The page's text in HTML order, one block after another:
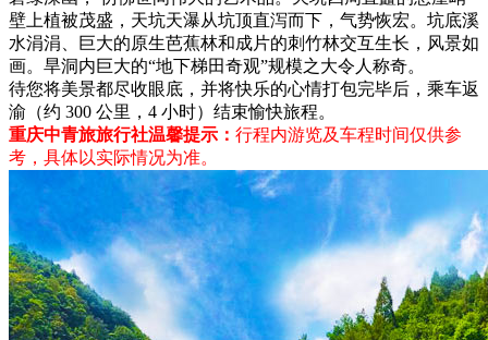
壁上植被茂盛，天坑天瀑从坑顶直泻而下，气势恢宏。坑底溪
水涓涓、巨大的原生芭蕉林和成片的刺竹林交互生长，风景如
画。旱洞内巨大的“地下梯田奇观”规模之大令人称奇。
待您将美景都尽收眼底，并将快乐的心情打包完毕后，乘车返
渝（约 300 公里，4 小时）结束愉快旅程。
重庆中青旅旅行社温馨提示： 行程内游览及车程时间仅供参
考，具体以实际情况为准。